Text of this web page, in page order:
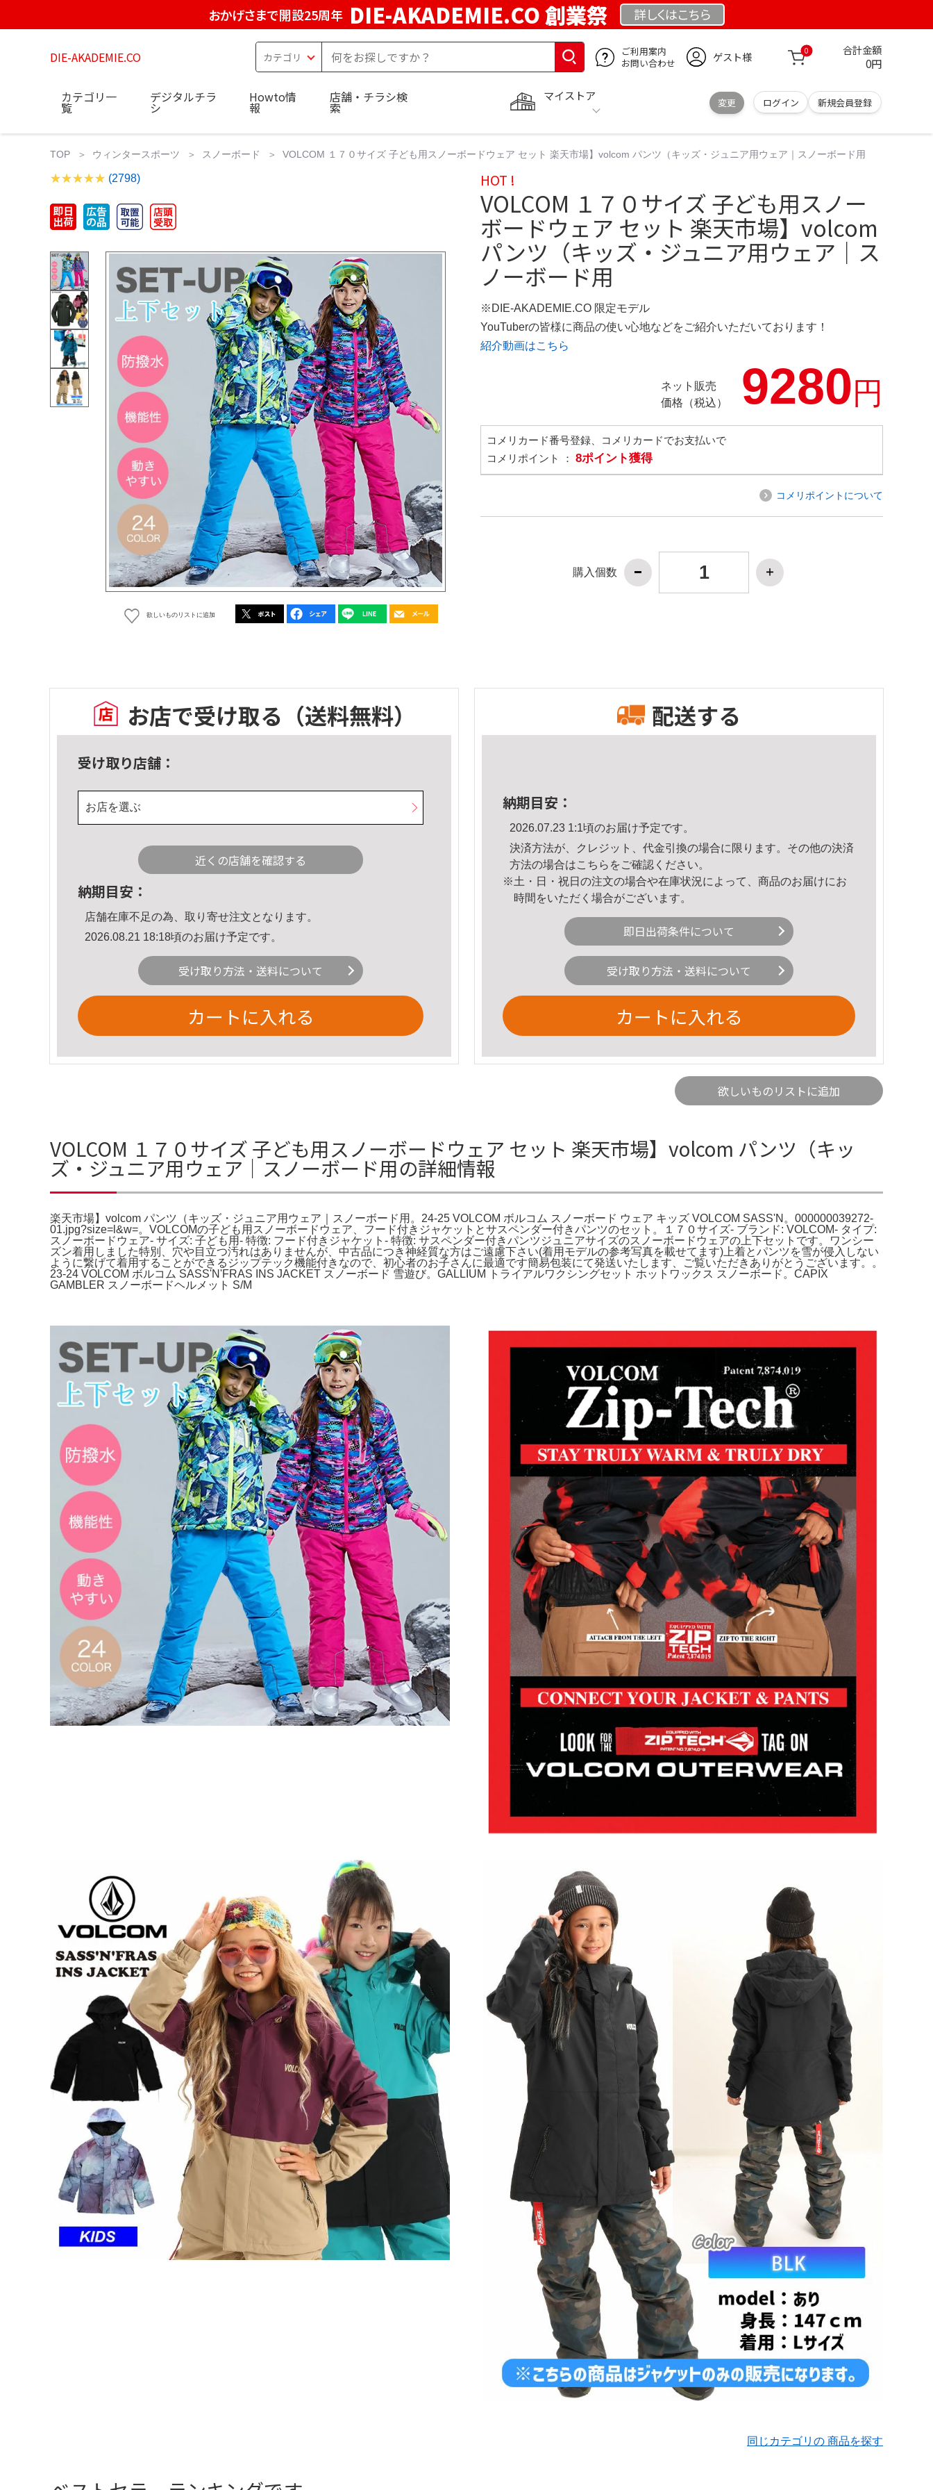
おかげさまで開設25周年 DIE-AKADEMIE.CO 創業祭 詳しくはこちら
DIE-AKADEMIE.CO
ご利用案内
お問い合わせ
ゲスト様 0 合計金額
0円
マイストア
変更 ログイン 新規会員登録
カテゴリ一
覧
デジタルチラ
シ
Howto情
報
店舗・チラシ検
索
TOP ウィンタースポーツ スノーボード VOLCOM １７０サイズ 子ども用スノーボードウェア セット 楽天市場】volcom パンツ（キッズ・ジュニア用ウェア｜スノーボード用
(2798)
欲しいものリストに追加
HOT !
VOLCOM １７０サイズ 子ども用スノー
ボードウェア セット 楽天市場】volcom
パンツ（キッズ・ジュニア用ウェア｜ス
ノーボード用
※DIE-AKADEMIE.CO 限定モデル
YouTuberの皆様に商品の使い心地などをご紹介いただいております！
紹介動画はこちら
ネット販売
価格（税込）
9280円
コメリカード番号登録、コメリカードでお支払いで
コメリポイント ： 8ポイント獲得
コメリポイントについて
購入個数
お店で受け取る （送料無料）
受け取り店舗：
お店を選ぶ
近くの店舗を確認する
納期目安：
店舗在庫不足の為、取り寄せ注文となります。
2026.08.21 18:18頃のお届け予定です。
受け取り方法・送料について
カートに入れる
配送する
納期目安：
2026.07.23 1:1頃のお届け予定です。
決済方法が、クレジット、代金引換の場合に限ります。その他の決済
方法の場合はこちら をご確認ください。
※土・日・祝日の注文の場合や在庫状況によって、商品のお届けにお
時間をいただく場合がございます。
即日出荷条件について
受け取り方法・送料について
カートに入れる
欲しいものリストに追加
VOLCOM １７０サイズ 子ども用スノーボードウェア セット 楽天市場】volcom パンツ（キッ
ズ・ジュニア用ウェア｜スノーボード用の詳細情報
楽天市場】volcom パンツ（キッズ・ジュニア用ウェア｜スノーボード用。24-25 VOLCOM ボルコム スノーボード ウェア キッズ VOLCOM SASS'N。000000039272-
01.jpg?size=l&w=。VOLCOMの子ども用スノーボードウェア、フード付きジャケットとサスペンダー付きパンツのセット。１７０サイズ- ブランド: VOLCOM- タイプ:
スノーボードウェア- サイズ: 子ども用- 特徴: フード付きジャケット- 特徴: サスペンダー付きパンツジュニアサイズのスノーボードウェアの上下セットです。ワンシー
ズン着用しました特別、穴や目立つ汚れはありませんが、中古品につき神経質な方はご遠慮下さい(着用モデルの参考写真を載せてます)上着とパンツを雪が侵入しない
ように繋げて着用することができるジップテック機能付きなので、初心者のお子さんに最適です簡易包装にて発送いたします、ご覧いただきありがとうございます。。
23-24 VOLCOM ボルコム SASS'N'FRAS INS JACKET スノーボード 雪遊び。GALLIUM トライアルワクシングセット ホットワックス スノーボード。CAPIX
GAMBLER スノーボードヘルメット S/M
同じカテゴリの 商品を探す